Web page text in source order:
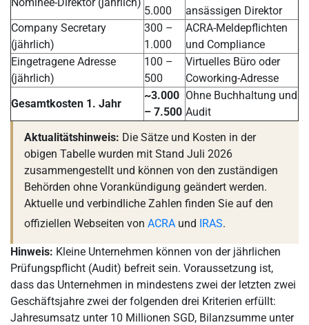
5.000
ansässigen Direktor
Company Secretary
(jährlich)
300 –
1.000
ACRA-Meldepflichten
und Compliance
Eingetragene Adresse
(jährlich)
100 –
500
Virtuelles Büro oder
Coworking-Adresse
Gesamtkosten 1. Jahr
~3.000
– 7.500
Ohne Buchhaltung und
Audit
Aktualitätshinweis: Die Sätze und Kosten in der
obigen Tabelle wurden mit Stand Juli 2026
zusammengestellt und können von den zuständigen
Behörden ohne Vorankündigung geändert werden.
Aktuelle und verbindliche Zahlen finden Sie auf den
offiziellen Webseiten von ACRA und IRAS.
Hinweis: Kleine Unternehmen können von der jährlichen
Prüfungspflicht (Audit) befreit sein. Voraussetzung ist,
dass das Unternehmen in mindestens zwei der letzten zwei
Geschäftsjahre zwei der folgenden drei Kriterien erfüllt:
Jahresumsatz unter 10 Millionen SGD, Bilanzsumme unter